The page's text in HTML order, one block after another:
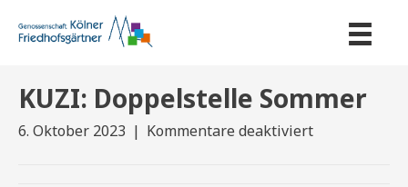
KUZI: Doppelstelle Sommer
6. Oktober 2023 | Kommentare deaktiviertfür